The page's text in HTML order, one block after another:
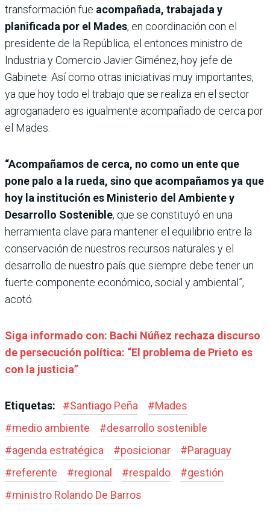
transformación fue acompañada, trabajada y
planificada por el Mades, en coordinación con el
presidente de la República, el entonces ministro de
Industria y Comercio Javier Giménez, hoy jefe de
Gabinete. Así como otras iniciativas muy importantes,
ya que hoy todo el trabajo que se realiza en el sector
agroganadero es igualmente acompañado de cerca por
el Mades.
“Acompañamos de cerca, no como un ente que
pone palo a la rueda, sino que acompañamos ya que
hoy la institución es Ministerio del Ambiente y
Desarrollo Sostenible, que se constituyó en una
herramienta clave para mantener el equilibrio entre la
conservación de nuestros recursos naturales y el
desarrollo de nuestro país que siempre debe tener un
fuerte componente económico, social y ambiental”,
acotó.
Siga informado con: Bachi Núñez rechaza discurso
de persecución política: “El problema de Prieto es
con la justicia”
Etiquetas: #Santiago Peña #Mades
#medio ambiente #desarrollo sostenible
#agenda estratégica #posicionar #Paraguay
#referente #regional #respaldo #gestión
#ministro Rolando De Barros